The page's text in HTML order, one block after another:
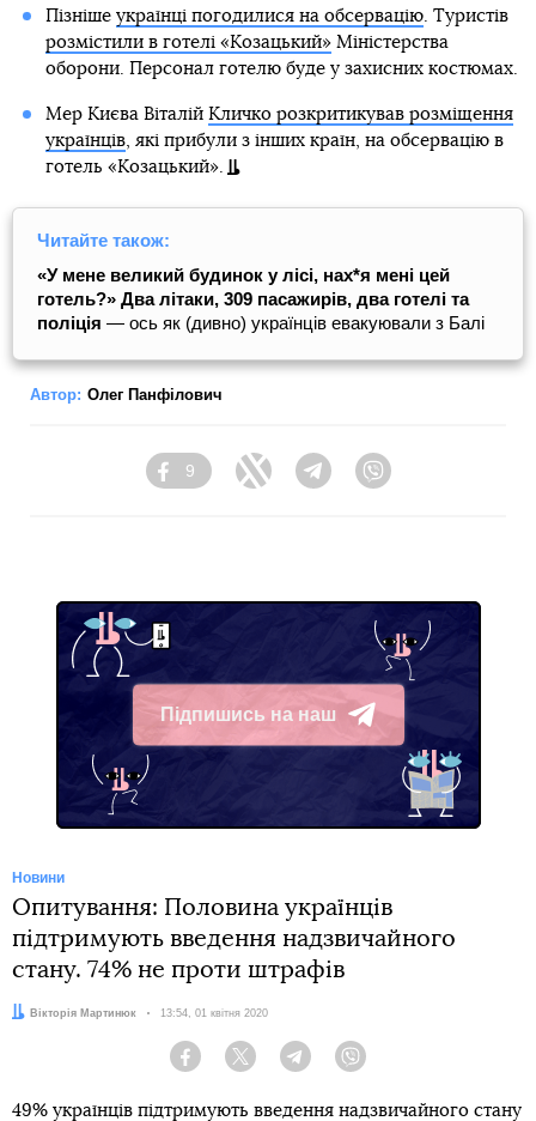
Пізніше українці погодилися на обсервацію. Туристів
розмістили в готелі «Козацький»Міністерства
оборони. Персонал готелю буде у захисних костюмах.
Мер Києва Віталій Кличко розкритикував розміщення
українців, які прибули з інших країн, на обсервацію в
готель «Козацький».
Читайте також:
«У мене великий будинок у лісі, нах*я мені цей
готель?» Два літаки, 309 пасажирів, два готелі та
поліція — ось як (дивно) українців евакуювали з Балі
Автор: Олег Панфілович
Facebook
9
Twitter TelegramViber
Підпишись на наш
Telegram
Новини
Опитування: Половина українців
підтримують введення надзвичайного
стану. 74% не проти штрафів
Автор:Вікторія Мартинюк Дата:
13:54, 01 квітня 2020
Facebook Twitter Telegram
49% українців підтримують введення надзвичайного стану